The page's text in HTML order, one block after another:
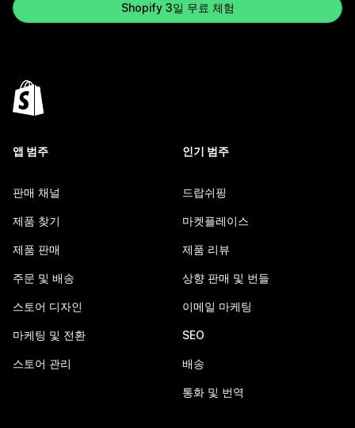
Shopify 3일 무료 체험
앱 범주
판매 채널
제품 찾기
제품 판매
주문 및 배송
스토어 디자인
마케팅 및 전환
스토어 관리
인기 범주
드랍쉬핑
마켓플레이스
제품 리뷰
상향 판매 및 번들
이메일 마케팅
SEO
배송
통화 및 번역